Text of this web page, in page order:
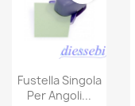
Fustella Singola
Per Angoli...